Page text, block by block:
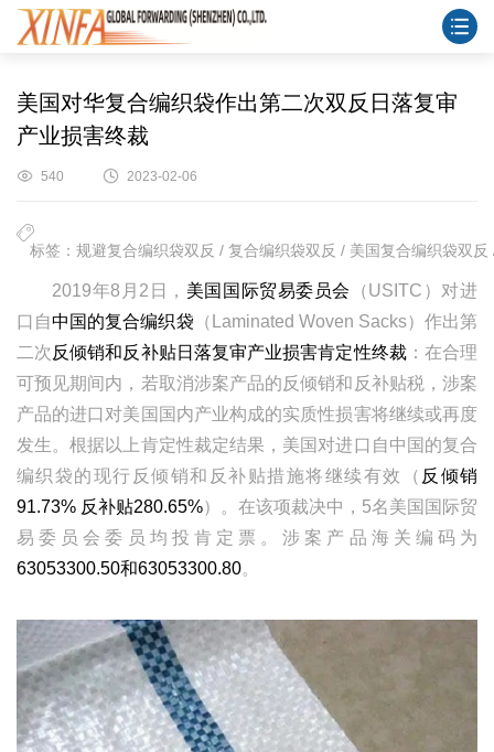
美国对华复合编织袋作出第二次双反日落复审
产业损害终裁
540 2023-02-06
标签：规避复合编织袋双反 / 复合编织袋双反 / 美国复合编织袋双
2019年8月2日， 美国国际贸易委员会
（USITC）对进
口自中国的复合编织袋 （Laminated Woven Sacks）作出第
二次反倾销和反补贴日落复审产业损害肯定性终裁：在合理
可预见期间内，若取消涉案产品的反倾销和反补贴税，涉案
产品的进口对美国国内产业构成的实质性损害将继续或再度
发生。根据以上肯定性裁定结果，美国对进口自中国的复合
编织袋的现行反倾销和反补贴措施将继续有效（ 反倾销
91.73% 反补贴280.65%）。在该项裁决中，5名美国国际贸
易委员会委员均投肯定票。涉案产品海关编码为
63053300.50和63053300.80。